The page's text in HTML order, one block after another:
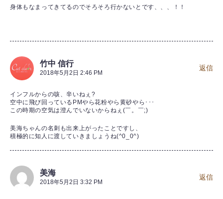
身体もなまってきてるのでそろそろ行かないとです、、、！！
竹中 信行
2018年5月2日 2:46 PM
インフルからの咳、辛いねぇ?
空中に飛び回っているPMやら花粉やら黄砂やら･･･
この時期の空気は澄んでいないからねぇ(￣。￣;)
美海ちゃんの名刺も出来上がったことですし、
積極的に知人に渡していきましょうね(^0_0^)
返信
美海
2018年5月2日 3:32 PM
返信